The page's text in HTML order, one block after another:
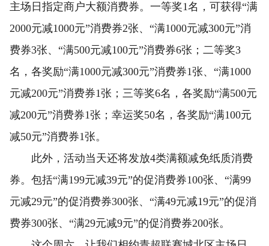
主场日指定商户大额消费券。一等奖1名，可获得“满
2000元减1000元”消费券2张、“满1000元减300元”消
费券3张、“满500元减100元”消费券6张；二等奖3
名，各奖励“满1000元减300元”消费券1张、“满1000
元减200元”消费券1张；三等奖6名，各奖励“满500元
减200元”消费券1张；幸运奖50名，各奖励“满100元
减50元”消费券1张。
此外，活动当天还将发放4类满额减免纸质消费
券。包括“满199元减39元”的促消费券100张、“满99
元减29元”的促消费券300张、“满49元减19元”的促消
费券300张、“满29元减9元”的促消费券200张。